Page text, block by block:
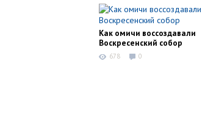
Как омичи воссоздавали
Воскресенский собор
678 0